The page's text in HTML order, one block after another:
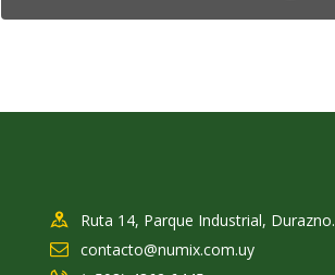
Ruta 14, Parque Industrial, Durazno.
contacto@numix.com.uy